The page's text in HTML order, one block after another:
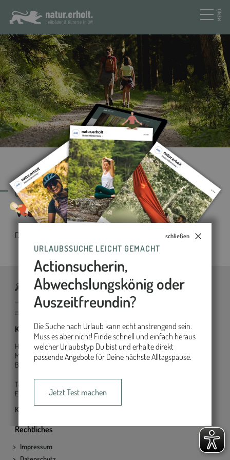
MENÜ
GESCHAFFT
Vielen Dank
Deine Newsletter-Registrierung ist nun abgeschlossen.
Kontakt
HKM Heilbäder und Kurorte
Marketing GmbH
Baden-Württemberg
Tel.:
E-Mail.:
info@heilbaeder-bw.de
Kontaktformular
Inhalt
Rechtliches
Impressum
schließen
URLAUBSSUCHE LEICHT GEMACHT
Actionsucherin,
Abwechslungskönig oder
Auszeitfreundin?
Die Suche nach Urlaub kann echt anstrengend sein.
Muss es aber nicht! Finde schnell und einfach heraus
welcher Urlaubstyp Du bist und erhalte direkt
passende Angebote für Deine nächste Alltagspause.
Jetzt Test machen